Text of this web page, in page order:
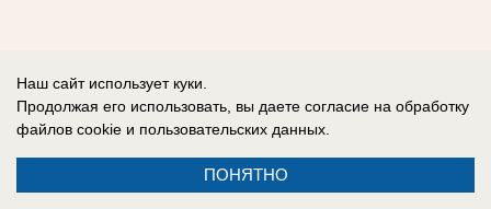
Наш сайт использует куки.
Продолжая его использовать, вы даете согласие на обработку
файлов cookie и пользовательских данных.
ПОНЯТНО